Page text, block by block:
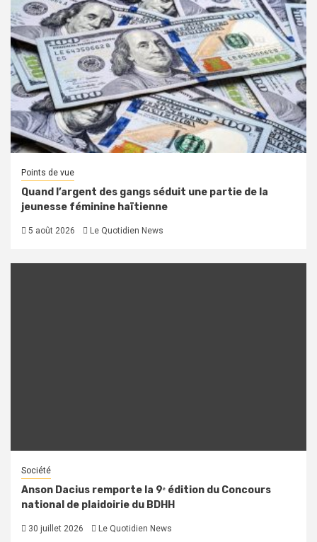
Points de vue
Quand l’argent des gangs séduit une partie de la
jeunesse féminine haïtienne
5 août 2026 Le Quotidien News
Société
Anson Dacius remporte la 9ᵉ édition du Concours
national de plaidoirie du BDHH
30 juillet 2026 Le Quotidien News